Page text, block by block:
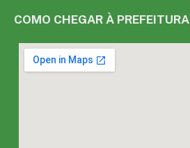
COMO CHEGAR À PREFEITURA